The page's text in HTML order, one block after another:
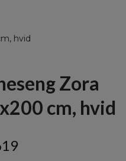
hvid
Zora
cm, hvid